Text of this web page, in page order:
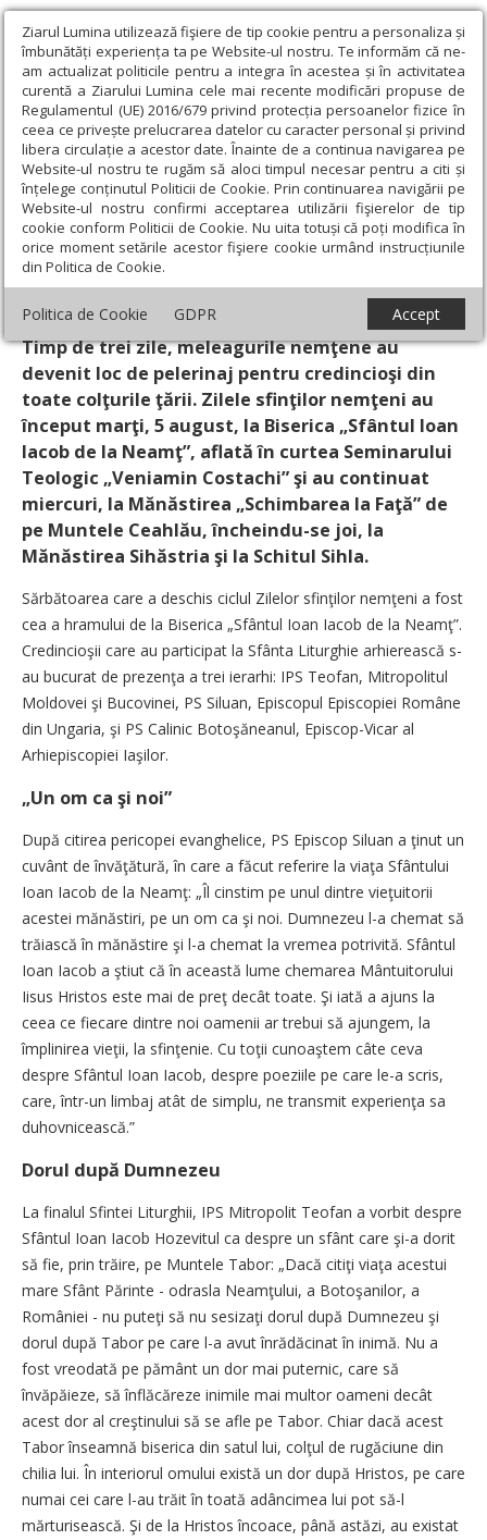
Ziarul Lumina utilizează fişiere de tip cookie pentru a personaliza și
îmbunătăți experiența ta pe Website-ul nostru. Te informăm că ne-
am actualizat politicile pentru a integra în acestea și în activitatea
curentă a Ziarului Lumina cele mai recente modificări propuse de
Regulamentul (UE) 2016/679 privind protecția persoanelor fizice în
ceea ce privește prelucrarea datelor cu caracter personal și privind
libera circulație a acestor date. Înainte de a continua navigarea pe
Website-ul nostru te rugăm să aloci timpul necesar pentru a citi și
înțelege conținutul Politicii de Cookie. Prin continuarea navigării pe
Website-ul nostru confirmi acceptarea utilizării fişierelor de tip
cookie conform Politicii de Cookie. Nu uita totuși că poți modifica în
orice moment setările acestor fişiere cookie urmând instrucțiunile
din Politica de Cookie.
Politica de Cookie GDPR Accept
Ziarul Lumina › Societate › Reportaj › Alături de sfinţii din Munţii
Neamţului
Alături de sfinţii din Munţii Neamţului
Un articol de:Constantin Ciofu -09 August 2008
Timp de trei zile, meleagurile nemţene au
devenit loc de pelerinaj pentru credincioşi din
toate colţurile ţării. Zilele sfinţilor nemţeni au
început marţi, 5 august, la Biserica „Sfântul Ioan
Iacob de la Neamţ”, aflată în curtea Seminarului
Teologic „Veniamin Costachi” şi au continuat
miercuri, la Mănăstirea „Schimbarea la Faţă” de
pe Muntele Ceahlău, încheindu-se joi, la
Mănăstirea Sihăstria şi la Schitul Sihla.
Sărbătoarea care a deschis ciclul Zilelor sfinţilor nemţeni a fost
cea a hramului de la Biserica „Sfântul Ioan Iacob de la Neamţ”.
Credincioşii care au participat la Sfânta Liturghie arhierească s-
au bucurat de prezenţa a trei ierarhi: IPS Teofan, Mitropolitul
Moldovei şi Bucovinei, PS Siluan, Episcopul Episcopiei Române
din Ungaria, şi PS Calinic Botoşăneanul, Episcop-Vicar al
Arhiepiscopiei Iaşilor.
„Un om ca şi noi”
După citirea pericopei evanghelice, PS Episcop Siluan a ţinut un
cuvânt de învăţătură, în care a făcut referire la viaţa Sfântului
Ioan Iacob de la Neamţ: „Îl cinstim pe unul dintre vieţuitorii
acestei mănăstiri, pe un om ca şi noi. Dumnezeu l-a chemat să
trăiască în mănăstire şi l-a chemat la vremea potrivită. Sfântul
Ioan Iacob a ştiut că în această lume chemarea Mântuitorului
Iisus Hristos este mai de preţ decât toate. Şi iată a ajuns la
ceea ce fiecare dintre noi oamenii ar trebui să ajungem, la
împlinirea vieţii, la sfinţenie. Cu toţii cunoaştem câte ceva
despre Sfântul Ioan Iacob, despre poeziile pe care le-a scris,
care, într-un limbaj atât de simplu, ne transmit experienţa sa
duhovnicească.”
Dorul după Dumnezeu
La finalul Sfintei Liturghii, IPS Mitropolit Teofan a vorbit despre
Sfântul Ioan Iacob Hozevitul ca despre un sfânt care şi-a dorit
să fie, prin trăire, pe Muntele Tabor: „Dacă citiţi viaţa acestui
mare Sfânt Părinte - odrasla Neamţului, a Botoşanilor, a
României - nu puteţi să nu sesizaţi dorul după Dumnezeu şi
dorul după Tabor pe care l-a avut înrădăcinat în inimă. Nu a
fost vreodată pe pământ un dor mai puternic, care să
învăpăieze, să înflăcăreze inimile mai multor oameni decât
acest dor al creştinului să se afle pe Tabor. Chiar dacă acest
Tabor înseamnă biserica din satul lui, colţul de rugăciune din
chilia lui. În interiorul omului există un dor după Hristos, pe care
numai cei care l-au trăit în toată adâncimea lui pot să-l
mărturisească. Şi de la Hristos încoace, până astăzi, au existat